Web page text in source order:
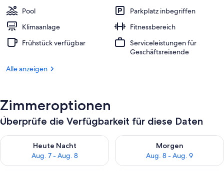
Suite, 1 King-Bett, Nichtraucher,
Pool
Parkplatz inbegriffen
Klimaanlage
Fitnessbereich
Frühstück verfügbar
Serviceleistungen für
Geschäftsreisende
Alle anzeigen
Zimmeroptionen
Überprüfe die Verfügbarkeit für diese Daten
Heute Nacht
Aug. 7 - Aug. 8
Überprüfe die Verfügbarkeit für heute Nacht, Aug. 7 - Aug. 8.
Morgen
Aug. 8 - Aug. 9
Überprüfe die Verfügbarkeit